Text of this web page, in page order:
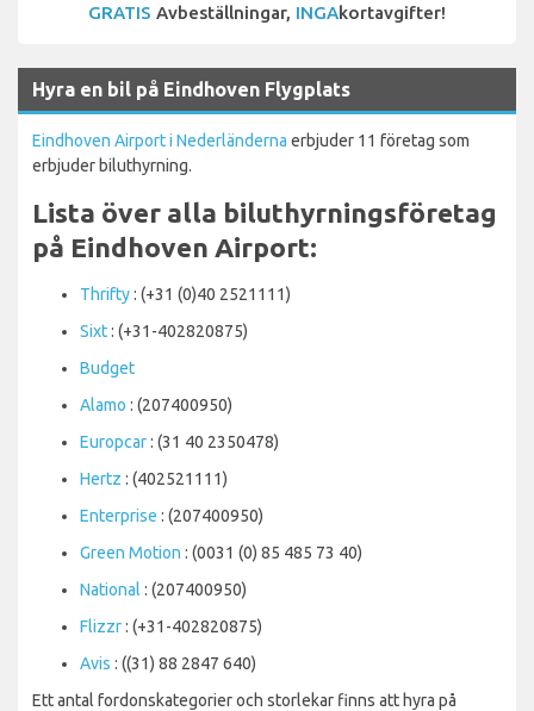
GRATIS Avbeställningar, INGAkortavgifter!
Hyra en bil på Eindhoven Flygplats
Eindhoven Airport i Nederländerna erbjuder 11 företag som
erbjuder biluthyrning.
Lista över alla biluthyrningsföretag
på Eindhoven Airport:
Thrifty: (+31 (0)40 2521111)
Sixt: (+31-402820875)
Budget
Alamo : (207400950)
Europcar: (31 40 2350478)
Hertz : (402521111)
Enterprise : (207400950)
Green Motion : (0031 (0) 85 485 73 40)
National : (207400950)
Flizzr: (+31-402820875)
Avis : ((31) 88 2847 640)
Ett antal fordonskategorier och storlekar finns att hyra på